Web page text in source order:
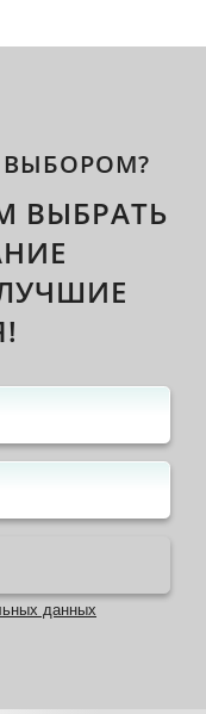
ВЫБОРОМ?
ВЫБРАТЬ
данных